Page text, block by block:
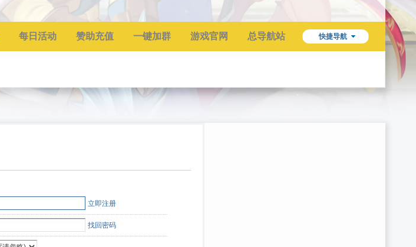
快捷导航
每日活动 赞助充值 一键加群 游戏官网 总导航站
立即注册
找回密码